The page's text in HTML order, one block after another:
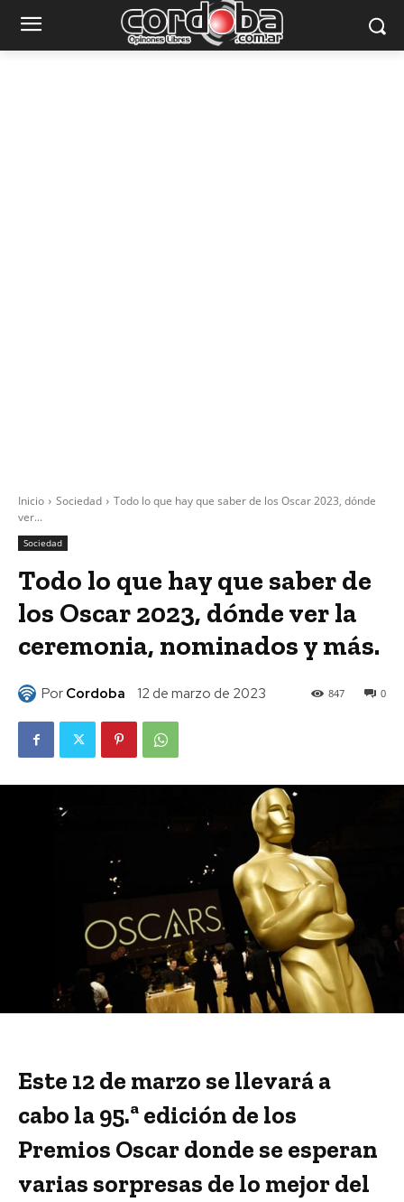
Inicio Sociedad
Todo lo que hay que saber de los Oscar 2023, dónde
ver...
Sociedad
Todo lo que hay que saber de
los Oscar 2023, dónde ver la
ceremonia, nominados y más.
Por Cordoba 12 de marzo de 2023 0
847
Este 12 de marzo se llevará a
cabo la 95.ª edición de los
Premios Oscar donde se esperan
varias sorpresas de lo mejor del